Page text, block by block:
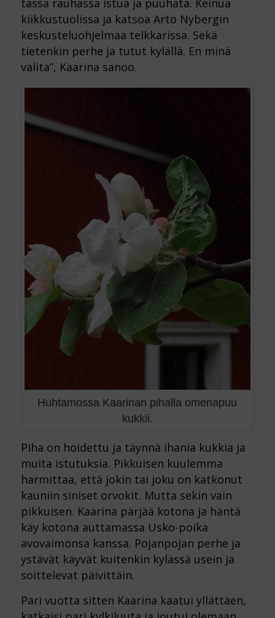
kiikkustuolissa ja katsoa Arto Nybergin
keskusteluohjelmaa telkkarissa. Sekä
tietenkin perhe ja tutut kylällä. En minä
valita”, Kaarina sanoo.
Huhtamossa Kaarinan pihalla omenapuu
kukkii.
Piha on hoidettu ja täynnä ihania kukkia ja
muita istutuksia. Pikkuisen kuulemma
harmittaa, että jokin tai joku on katkonut
kauniin siniset orvokit. Mutta sekin vain
pikkuisen. Kaarina pärjää kotona ja häntä
käy kotona auttamassa Usko-poika
avovaimonsa kanssa. Pojanpojan perhe ja
ystävät käyvät kuitenkin kylässä usein ja
soittelevat päivittäin.
Pari vuotta sitten Kaarina kaatui yllättäen,